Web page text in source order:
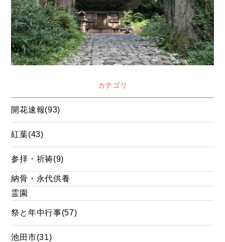
カテゴリ
開花速報(93)
紅葉(43)
参拝・祈祷(9)
納骨・永代供養
霊園
祭と年中行事(57)
池田市(31)